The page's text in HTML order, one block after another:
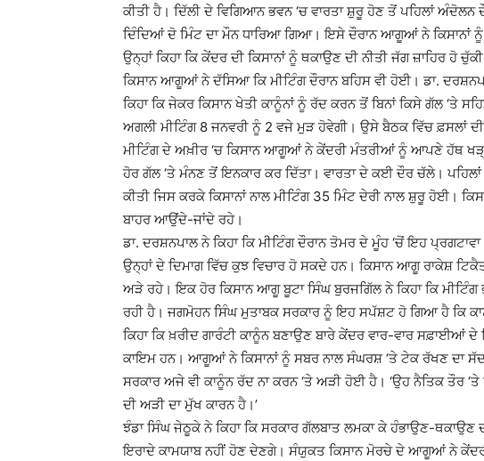
ਕੀਤੀ ਹੈ। ਦਿੱਲੀ ਦੇ ਵਿਗਿਆਨ ਭਵਨ ‘ਚ ਵਾਰਤਾ ਸ਼ੁਰੂ ਹੋਣ ਤੋਂ ਪਹਿਲਾਂ ਅੰਦੋਲਨ
ਦਿੰਦਿਆਂ ਦੋ ਮਿੰਟ ਦਾ ਮੌਨ ਧਾਰਿਆ ਗਿਆ। ਇਸੇ ਦੌਰਾਨ ਆਗੂਆਂ ਨੇ ਕਿਸਾਨਾਂ ਨੂੰ
ਉਨ੍ਹਾਂ ਕਿਹਾ ਕਿ ਕੇਂਦਰ ਦੀ ਕਿਸਾਨਾਂ ਨੂੰ ਥਕਾਉਣ ਦੀ ਨੀਤੀ ਜੱਗ ਜ਼ਾਹਿਰ ਹੋ
ਕਿਸਾਨ ਆਗੂਆਂ ਨੇ ਦੱਸਿਆ ਕਿ ਮੀਟਿੰਗ ਦੌਰਾਨ ਬਹਿਸ ਵੀ ਹੋਈ। ਡਾ.
ਕਿਹਾ ਕਿ ਜੇਕਰ ਕਿਸਾਨ ਖੇਤੀ ਕਾਨੂੰਨਾਂ ਨੂੰ ਰੱਦ ਕਰਨ ਤੋਂ ਬਿਨਾਂ ਕਿਸੇ ਗੱਲ ‘ਤੇ
ਅਗਲੀ ਮੀਟਿੰਗ 8 ਜਨਵਰੀ ਨੂੰ 2 ਵਜੇ ਮੁੜ ਹੋਵੇਗੀ। ਉਸੇ ਬੈਠਕ ਵਿੱਚ ਫ਼ਸਲਾਂ ਦੀ
ਮੀਟਿੰਗ ਦੇ ਅਖ਼ੀਰ ‘ਚ ਕਿਸਾਨ ਆਗੂਆਂ ਨੇ ਕੇਂਦਰੀ ਮੰਤਰੀਆਂ ਨੂੰ ਆਪਣੇ ਹੱਥ
ਹੋਰ ਗੱਲ ‘ਤੇ ਮੰਨਣ ਤੋਂ ਇਨਕਾਰ ਕਰ ਦਿੱਤਾ। ਵਾਰਤਾ ਦੇ ਕਈ ਦੌਰ ਚੱਲੇ।
ਕੀਤੀ ਜਿਸ ਕਰਕੇ ਕਿਸਾਨਾਂ ਨਾਲ ਮੀਟਿੰਗ 35 ਮਿੰਟ ਦੇਰੀ ਨਾਲ ਸ਼ੁਰੂ
ਬਾਹਰ ਆਉਂਦੇ-ਜਾਂਦੇ ਰਹੇ।
ਡਾ. ਦਰਸ਼ਨਪਾਲ ਨੇ ਕਿਹਾ ਕਿ ਮੀਟਿੰਗ ਦੌਰਾਨ ਤੋਮਰ ਦੇ ਮੂੰਹ ‘ਚੋਂ ਇਹ
ਉਨ੍ਹਾਂ ਦੇ ਦਿਮਾਗ ਵਿੱਚ ਕੁਝ ਵਿਚਾਰ ਹੋ ਸਕਦੇ ਹਨ। ਕਿਸਾਨ ਆਗੂ ਰਾਕੇਸ਼
ਅੜੇ ਰਹੇ। ਇਕ ਹੋਰ ਕਿਸਾਨ ਆਗੂ ਬੂਟਾ ਸਿੰਘ ਬੁਰਜਗਿੱਲ ਨੇ ਕਿਹਾ ਕਿ ਮੀਟਿੰਗ
ਰਹੀ ਹੈ। ਜਗਮੋਹਨ ਸਿੰਘ ਮੁਤਾਬਕ ਸਰਕਾਰ ਨੂੰ ਇਹ ਸਪੱਸ਼ਟ ਹੋ ਗਿਆ ਹੈ ਕਿ
ਕਿਹਾ ਕਿ ਖ਼ਰੀਦ ਗਾਰੰਟੀ ਕਾਨੂੰਨ ਬਣਾਉਣ ਬਾਰੇ ਕੇਂਦਰ ਵਾਰ-ਵਾਰ ਸਫ਼ਾਈਆਂ
ਕਾਇਮ ਹਨ। ਆਗੂਆਂ ਨੇ ਕਿਸਾਨਾਂ ਨੂੰ ਸਬਰ ਨਾਲ ਸੰਘਰਸ਼ ‘ਤੇ ਟੇਕ ਰੱਖਣ ਦਾ
ਸਰਕਾਰ ਅਜੇ ਵੀ ਕਾਨੂੰਨ ਰੱਦ ਨਾ ਕਰਨ ‘ਤੇ ਅੜੀ ਹੋਈ ਹੈ। ‘ਉਹ ਨੈਤਿਕ ਤੌਰ ‘ਤੇ
ਦੀ ਅੜੀ ਦਾ ਮੁੱਖ ਕਾਰਨ ਹੈ।’
ਝੰਡਾ ਸਿੰਘ ਜੇਠੂਕੇ ਨੇ ਕਿਹਾ ਕਿ ਸਰਕਾਰ ਗੱਲਬਾਤ ਲਮਕਾ ਕੇ ਹੰਭਾਉਣ-ਥਕਾਉਣ
ਇਰਾਦੇ ਕਾਮਯਾਬ ਨਹੀਂ ਹੋਣ ਦੇਣਗੇ। ਸੰਯੁਕਤ ਕਿਸਾਨ ਮੋਰਚੇ ਦੇ ਆਗੂਆਂ ਨੇ